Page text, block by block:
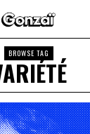
BROWSE TAG